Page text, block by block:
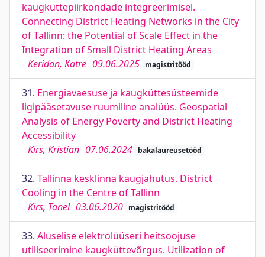
kaugküttepiirkondade integreerimisel.
Connecting District Heating Networks in the City
of Tallinn: the Potential of Scale Effect in the
Integration of Small District Heating Areas
Keridan, Katre 09.06.2025 magistritööd
31. Energiavaesuse ja kaugküttesüsteemide
ligipääsetavuse ruumiline analüüs. Geospatial
Analysis of Energy Poverty and District Heating
Accessibility
Kirs, Kristian 07.06.2024 bakalaureusetööd
32. Tallinna kesklinna kaugjahutus. District
Cooling in the Centre of Tallinn
Kirs, Tanel 03.06.2020 magistritööd
33. Aluselise elektrolüüseri heitsoojuse
utiliseerimine kaugküttevõrgus. Utilization of